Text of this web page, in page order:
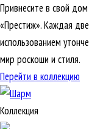
Привнесите в свой
«Престиж». Каждая
использованием
мир роскоши и стиля.
Перейти в коллекцию
Коллекция